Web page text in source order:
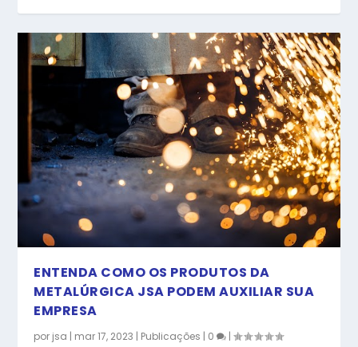
ENTENDA COMO OS PRODUTOS DA
METALÚRGICA JSA PODEM AUXILIAR SUA
EMPRESA
por jsa | mar 17, 2023 | Publicações | 0 |